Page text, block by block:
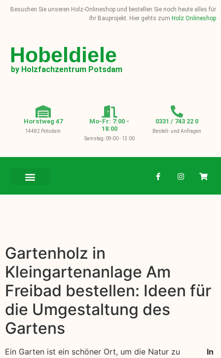
Besuchen Sie unseren Holz-Onlineshop und bestellen Sie noch heute alles für
Ihr Bauprojekt. Hier gehts zum Holz Onlineshop
Hobeldiele
by Holzfachzentrum Potsdam
Horstweg 47
14482 Potsdam
Mo-Fr: 7:00 -
18:00
Samstag: 09:00 - 13:00
0331 / 743 22 0
Bestell- und Anfragen
Gartenholz in
Kleingartenanlage Am
Freibad bestellen: Ideen für
die Umgestaltung des
Gartens
Ein Garten ist ein schöner Ort, um die Natur zu
In